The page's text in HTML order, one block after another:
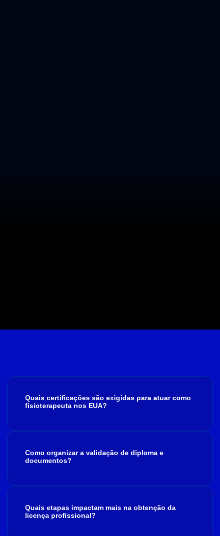
Quais certificações são exigidas para atuar como
fisioterapeuta nos EUA?
Como organizar a validação de diploma e
documentos?
Quais etapas impactam mais na obtenção da
licença profissional?